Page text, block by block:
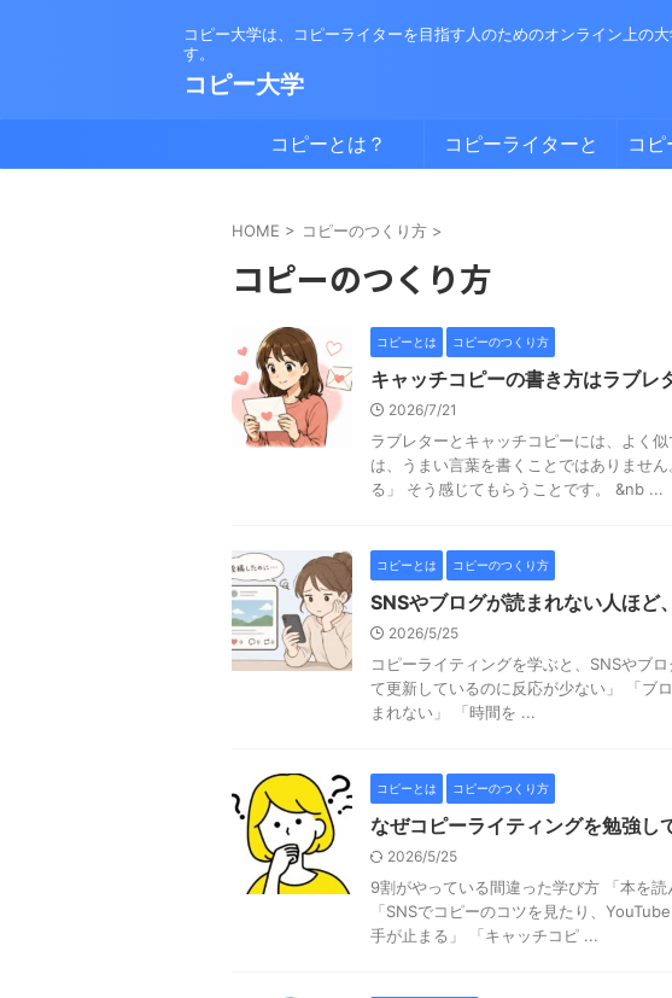
コピー大学は、コピーライターを目指す人のためのオンライン上の
す。
コピー大学
コピーとは？
コピーライターと
コ
HOME > コピーのつくり方 >
コピーのつくり方
コピーとは コピーのつくり方
キャッチコピーの書き方はラブレ
2026/7/21
ラブレターとキャッチコピーには、よく
は、うまい言葉を書くことではありませ
る」 そう感じてもらうことです。 &nb ...
コピーとは コピーのつくり方
SNSやブログが読まれない人ほど
2026/5/25
コピーライティングを学ぶと、SNSやブ
て更新しているのに反応が少ない」 「ブ
まれない」 「時間を ...
コピーとは コピーのつくり方
なぜコピーライティングを勉強し
2026/5/25
9割がやっている間違った学び方 「本を
「SNSでコピーのコツを見たり、
手が止まる」 「キャッチコピ ...